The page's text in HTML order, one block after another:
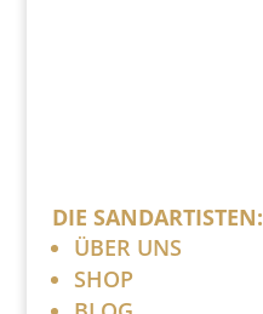
DIE SANDARTISTEN:
ÜBER UNS
SHOP